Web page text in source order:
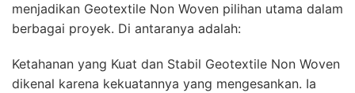
menjadikan Geotextile Non Woven pilihan utama dalam
berbagai proyek. Di antaranya adalah:
Ketahanan yang Kuat dan Stabil Geotextile Non Woven
dikenal karena kekuatannya yang mengesankan. Ia